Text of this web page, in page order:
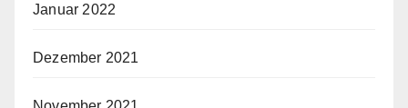
Januar 2022
Dezember 2021